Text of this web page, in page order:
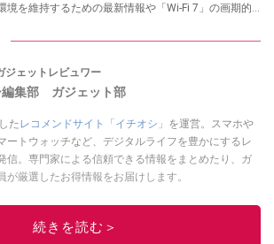
境を維持するための最新情報や「Wi-Fi 7」の画期的
ジェットレビュワー
編集部 ガジェット部
た レコメンドサイト「イチオシ」 を運営。スマホや
ートウォッチなど、デジタルライフを豊かにするレ
信。専門家による信頼できる情報をまとめたり、ガ
が厳選したお得情報をお届けします。
このイチオシストの他の記事を読む
続きを読む＞